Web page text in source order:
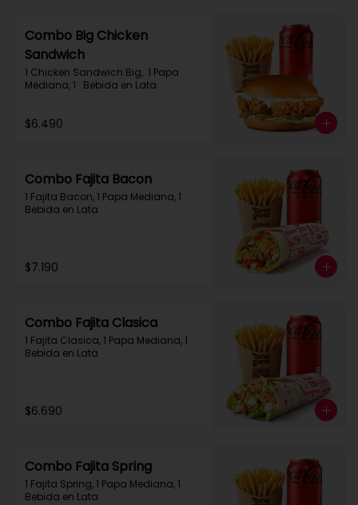
Combo Big Chicken
Sandwich
1 Chicken Sandwich Big,  1 Papa
Mediana, 1   Bebida en Lata
$6.490
Combo Fajita Bacon
1 Fajita Bacon, 1 Papa Mediana, 1
Bebida en Lata
$7.190
Combo Fajita Clasica
1 Fajita Clasica, 1 Papa Mediana, 1
Bebida en Lata
$6.690
Combo Fajita Spring
1 Fajita Spring, 1 Papa Mediana, 1
Bebida en Lata